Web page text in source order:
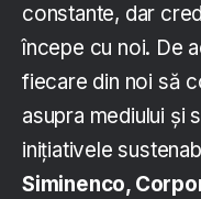
constante, dar
începe cu noi. De
fiecare din noi să
asupra mediului și
inițiativele
Siminenco,